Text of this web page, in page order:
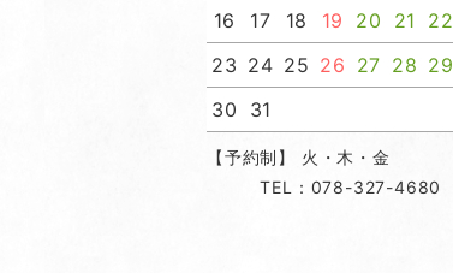
16
17 18 19 20 21
22
23 24 25 26 27 28 29
30
31
【予約制】 火・木・金
TEL：078-327-4680